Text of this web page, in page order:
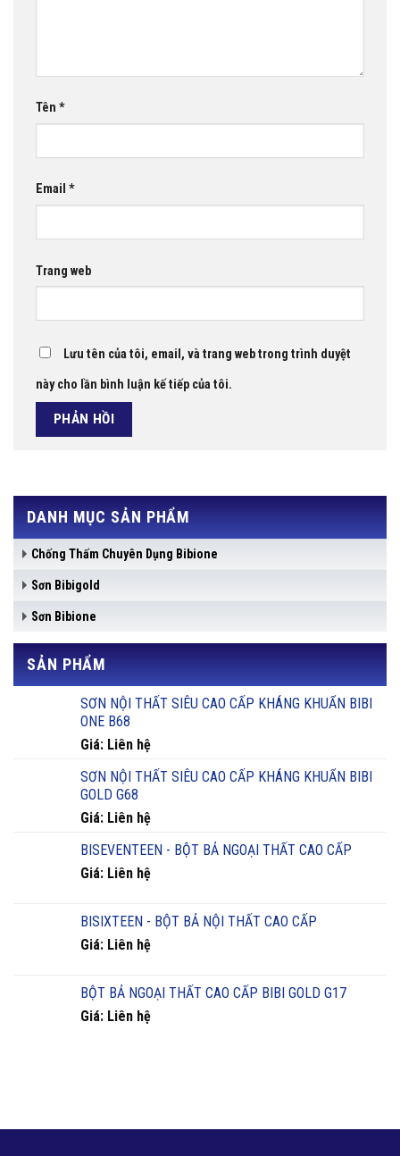
Tên *
Email *
Trang web
Lưu tên của tôi, email, và trang web trong trình duyệt
này cho lần bình luận kế tiếp của tôi.
DANH MỤC SẢN PHẨM
Chống Thấm Chuyên Dụng Bibione
Sơn Bibigold
Sơn Bibione
SẢN PHẨM
SƠN NỘI THẤT SIÊU CAO CẤP KHÁNG KHUẨN BIBI
ONE B68
Giá: Liên hệ
SƠN NỘI THẤT SIÊU CAO CẤP KHÁNG KHUẨN BIBI
GOLD G68
Giá: Liên hệ
BISEVENTEEN - BỘT BẢ NGOẠI THẤT CAO CẤP
Giá: Liên hệ
BISIXTEEN - BỘT BẢ NỘI THẤT CAO CẤP
Giá: Liên hệ
BỘT BẢ NGOẠI THẤT CAO CẤP BIBI GOLD G17
Giá: Liên hệ